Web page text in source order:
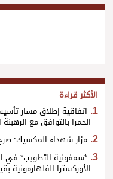
الأكثر قراءة
اتفاقية إطلاق مسار
الحمرا بالتوافق مع
مزار شهداء المكسيك:
*سمفونية التطويب* في
الأوركسترا الفلهارمونية